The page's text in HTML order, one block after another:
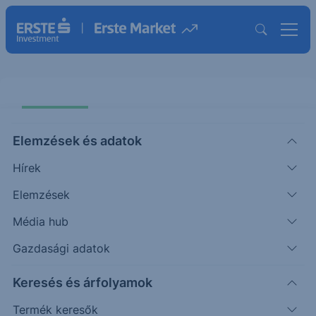
Elemzések és adatok
Hírek
Elemzések
Média hub
Gazdasági adatok
Keresés és árfolyamok
Termék keresők
Erste Protect Express OneStar US
Software USD 23-26
ISIN: AT0000A36WQ9
Termék működését szemléltető grafikon